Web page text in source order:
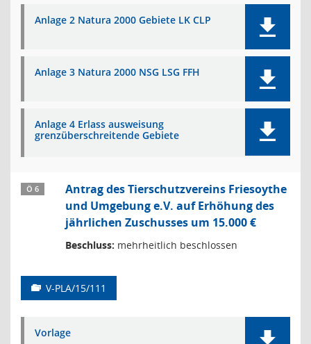
Anlage 2 Natura 2000 Gebiete LK CLP
Anlage 3 Natura 2000 NSG LSG FFH
Anlage 4 Erlass ausweisung
grenzüberschreitende Gebiete
Ö 6
Antrag des Tierschutzvereins Friesoythe
und Umgebung e.V. auf Erhöhung des
jährlichen Zuschusses um 15.000 €
Beschluss: mehrheitlich beschlossen
V-PLA/15/111
Vorlage